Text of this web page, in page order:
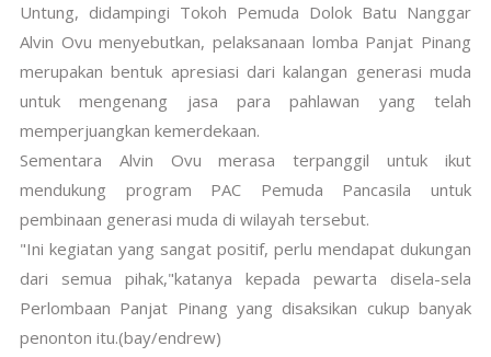
Untung, didampingi Tokoh Pemuda Dolok Batu Nanggar
Alvin Ovu menyebutkan, pelaksanaan lomba Panjat Pinang
merupakan bentuk apresiasi dari kalangan generasi muda
untuk mengenang jasa para pahlawan yang telah
memperjuangkan kemerdekaan.
Sementara Alvin Ovu merasa terpanggil untuk ikut
mendukung program PAC Pemuda Pancasila untuk
pembinaan generasi muda di wilayah tersebut.
"Ini kegiatan yang sangat positif, perlu mendapat dukungan
dari semua pihak,"katanya kepada pewarta disela-sela
Perlombaan Panjat Pinang yang disaksikan cukup banyak
penonton itu.(bay/endrew)